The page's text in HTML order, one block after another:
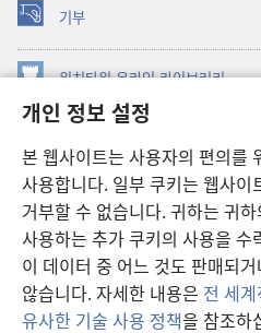
개인 정보 설정
본 웹사이트는 사용자의 편의를
사용합니다. 일부 쿠키는 웹사이
거부할 수 없습니다. 귀하는 귀
사용하는 추가 쿠키의 사용을
이 데이터 중 어느 것도 판매되
않습니다. 자세한 내용은 전 세
유사한 기술 사용 정책을 참조하
기부
(새로운
창
열기) 워치타워 온라인 라이브러리
창
JW Hub ®
창
열기) JW 라이브러리
워치타워 라이브러리